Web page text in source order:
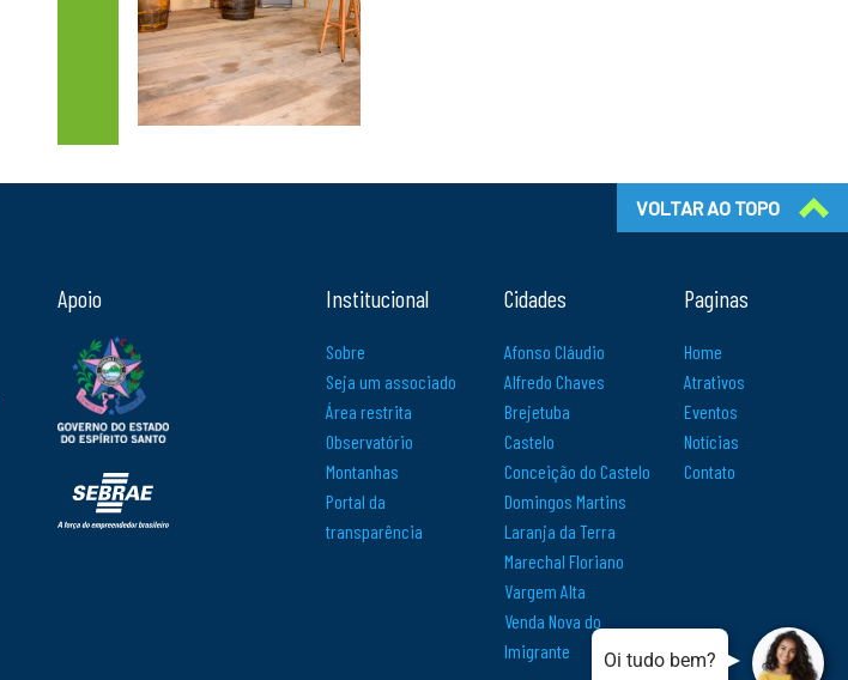
Apoio Institucional
Sobre
Seja um associado
Área restrita
Observatório
Montanhas
Portal da
transparência
Cidades
Afonso Cláudio
Alfredo Chaves
Brejetuba
Castelo
Conceição do Castelo
Domingos Martins
Laranja da Terra
Marechal Floriano
Vargem Alta
Venda Nova do
Imigrante
Paginas
Home
Atrativos
Eventos
Notícias
Contato
VOLTAR AO TOPO
.